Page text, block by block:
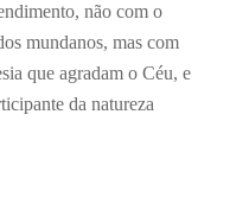
não com o
mundanos, mas com
que agradam o Céu, e
da natureza